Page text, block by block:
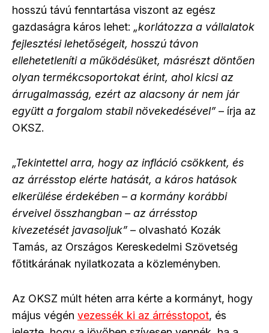
hosszú távú fenntartása viszont az egész
gazdaságra káros lehet: „korlátozza a vállalatok
fejlesztési lehetőségeit, hosszú távon
ellehetetleníti a működésüket, másrészt döntően
olyan termékcsoportokat érint, ahol kicsi az
árrugalmasság, ezért az alacsony ár nem jár
együtt a forgalom stabil növekedésével” – írja az
OKSZ.
„Tekintettel arra, hogy az infláció csökkent, és
az árrésstop elérte hatását, a káros hatások
elkerülése érdekében – a kormány korábbi
érveivel összhangban – az árrésstop
kivezetését javasoljuk” – olvasható Kozák
Tamás, az Országos Kereskedelmi Szövetség
főtitkárának nyilatkozata a közleményben.
Az OKSZ múlt héten arra kérte a kormányt, hogy
május végén vezessék ki az árrésstopot, és